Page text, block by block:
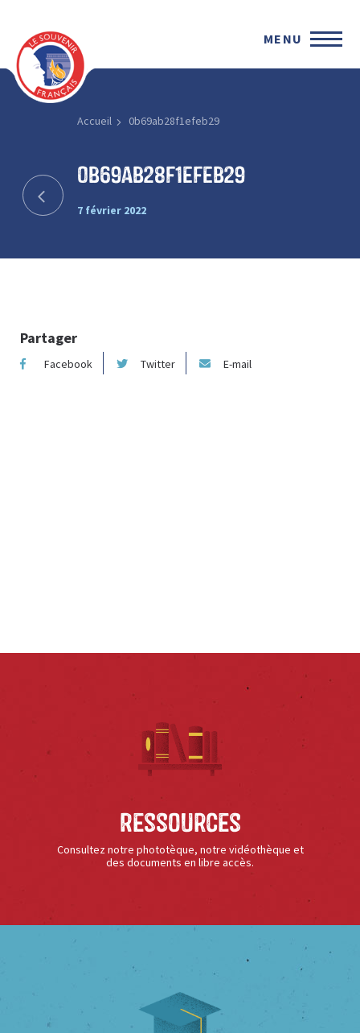
MENU
Accueil 0b69ab28f1efeb29
0b69ab28f1efeb29
7 février 2022
Partager
Facebook Twitter E-mail
Ressources
Consultez notre phototèque, notre vidéothèque et
des documents en libre accès.